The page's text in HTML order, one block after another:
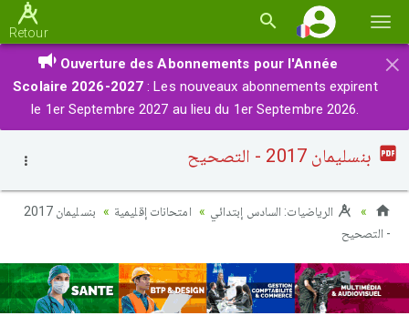
la
Retour
×
Ouverture des Abonnements pour l'Année
Scolaire 2026-2027 : Les nouveaux abonnements expirent
le 1er Septembre 2027 au lieu du 1er Septembre 2026.
بنسليمان 2017 - التصحيح
الرياضيات: السادس إبتدائي امتحانات إقليمية
بنسليمان 2017
- التصحيح